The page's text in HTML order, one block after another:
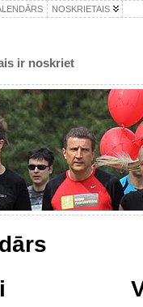
NOSKRIETAIS
ir noskriet